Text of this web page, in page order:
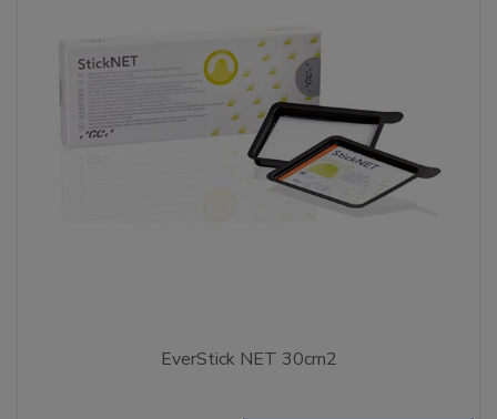
EverStick NET 30cm2